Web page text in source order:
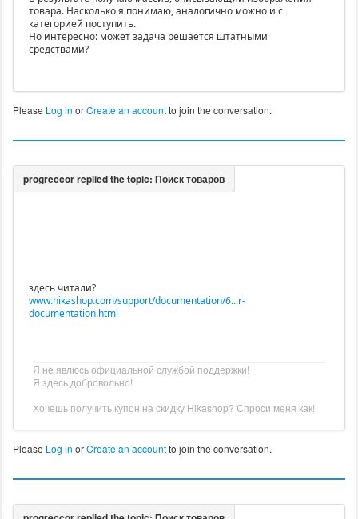
товара. Насколько я понимаю, аналогично можно и с
категорией поступить.
Но интересно: может задача решается штатными
средствами?
Please Log in orCreate an accountto join the conversation.
здесь читали?
www.hikashop.com/support/documentation/6...r-
documentation.html
Я не явлюсь официальной службой поддержки!
Я здесь добровольно!
Хочешь получить купон на скидку Hikashop? Спроси меня как!
Please Log in orCreate an accountto join the conversation.